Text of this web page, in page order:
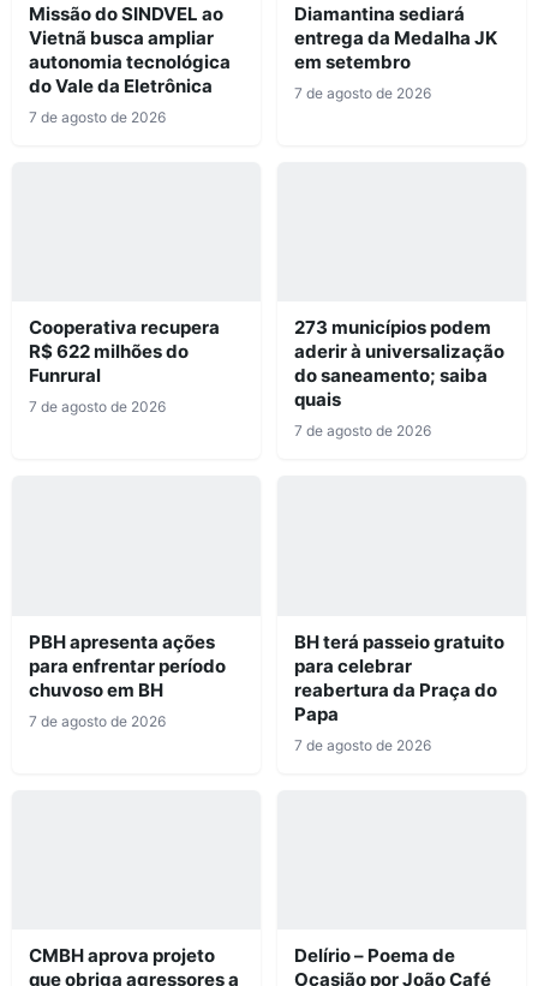
Missão do SINDVEL ao
Vietnã busca ampliar
autonomia tecnológica
do Vale da Eletrônica
7 de agosto de 2026
Diamantina sediará
entrega da Medalha JK
em setembro
7 de agosto de 2026
Cooperativa recupera
R$ 622 milhões do
Funrural
7 de agosto de 2026
273 municípios podem
aderir à universalização
do saneamento; saiba
quais
7 de agosto de 2026
PBH apresenta ações
para enfrentar período
chuvoso em BH
7 de agosto de 2026
BH terá passeio gratuito
para celebrar
reabertura da Praça do
Papa
7 de agosto de 2026
CMBH aprova projeto
que obriga agressores a
Delírio – Poema de
Ocasião por João Café